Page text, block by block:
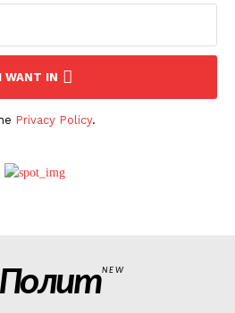
I WANT IN
Privacy Policy.
NEW